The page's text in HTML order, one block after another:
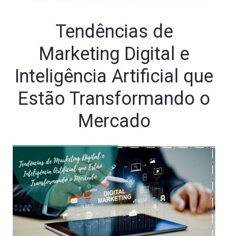
Tendências de
Marketing Digital e
Inteligência Artificial que
Estão Transformando o
Mercado